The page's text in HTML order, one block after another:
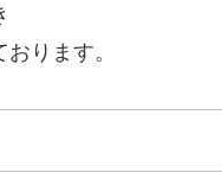
ります。